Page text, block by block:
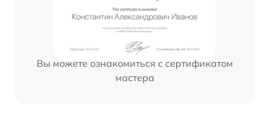
Вы можете ознакомиться с сертификатом
мастера